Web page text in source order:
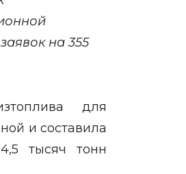
на 355
для
и составила
тысяч тонн